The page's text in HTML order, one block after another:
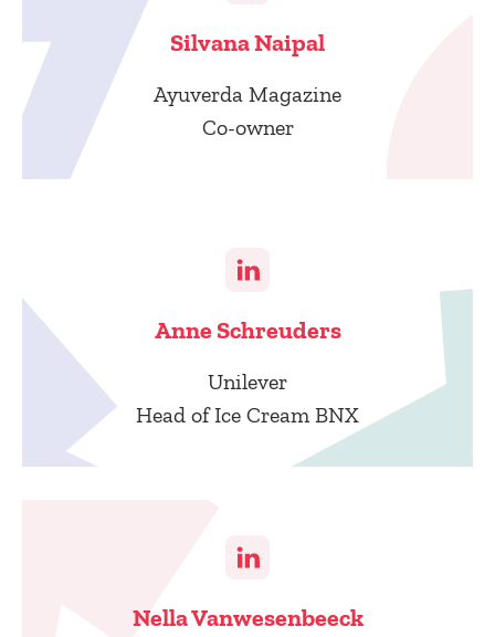
Silvana Naipal
Ayuverda Magazine
Co-owner
Anne Schreuders
Unilever
Head of Ice Cream BNX
Nella Vanwesenbeeck